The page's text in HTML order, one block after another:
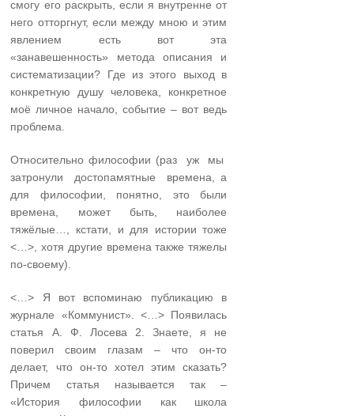
смогу его раскрыть, если я внутренне от
него отторгнут, если между мною и этим
явлением есть вот эта
«занавешенность» метода описания и
систематизации? Где из этого выход в
конкретную душу человека, конкретное
моё личное начало, событие – вот ведь
проблема.
Относительно философии (раз уж мы
затронули достопамятные времена, а
для философии, понятно, это были
времена, может быть, наиболее
тяжёлые…, кстати, и для истории тоже
<…>, хотя другие времена также тяжелы
по-своему).
<…> Я вот вспоминаю публикацию в
журнале «Коммунист». <…> Появилась
статья А. Ф. Лосева 2. Знаете, я не
поверил своим глазам – что он-то
делает, что он-то хотел этим сказать?
Причем статья называется так –
«История философии как школа